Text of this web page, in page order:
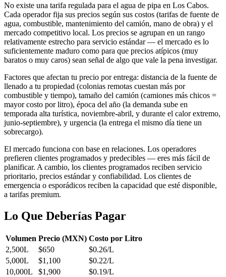
No existe una tarifa regulada para el agua de pipa en Los Cabos.
Cada operador fija sus precios según sus costos (tarifas de fuente de
agua, combustible, mantenimiento del camión, mano de obra) y el
mercado competitivo local. Los precios se agrupan en un rango
relativamente estrecho para servicio estándar — el mercado es lo
suficientemente maduro como para que precios atípicos (muy
baratos o muy caros) sean señal de algo que vale la pena investigar.
Factores que afectan tu precio por entrega: distancia de la fuente de
llenado a tu propiedad (colonias remotas cuestan más por
combustible y tiempo), tamaño del camión (camiones más chicos =
mayor costo por litro), época del año (la demanda sube en
temporada alta turística, noviembre-abril, y durante el calor extremo,
junio-septiembre), y urgencia (la entrega el mismo día tiene un
sobrecargo).
El mercado funciona con base en relaciones. Los operadores
prefieren clientes programados y predecibles — eres más fácil de
planificar. A cambio, los clientes programados reciben servicio
prioritario, precios estándar y confiabilidad. Los clientes de
emergencia o esporádicos reciben la capacidad que esté disponible,
a tarifas premium.
Lo Que Deberías Pagar
Volumen Precio (MXN) Costo por Litro
2,500L
$650
$0.26/L
5,000L
$1,100
$0.22/L
10,000L
$1,900 $0.19/L